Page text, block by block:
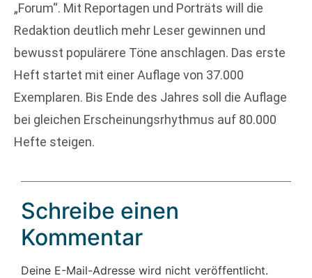
„Forum“. Mit Reportagen und Porträts will die
Redaktion deutlich mehr Leser gewinnen und
bewusst populärere Töne anschlagen. Das erste
Heft startet mit einer Auflage von 37.000
Exemplaren. Bis Ende des Jahres soll die Auflage
bei gleichen Erscheinungsrhythmus auf 80.000
Hefte steigen.
Schreibe einen
Kommentar
Deine E-Mail-Adresse wird nicht veröffentlicht.